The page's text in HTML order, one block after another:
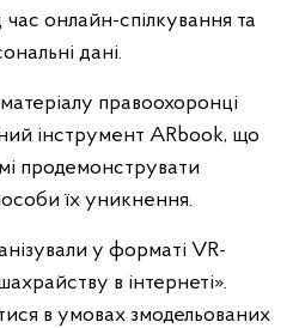
час онлайн-спілкування та
дані.
правоохоронці
інструмент ARbook, що
продемонструвати
їх уникнення.
у форматі VR-
в інтернеті».
в умовах змодельованих